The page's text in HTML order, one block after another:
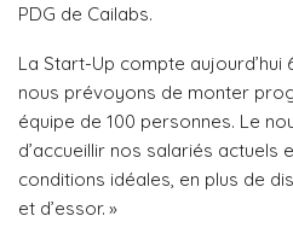
PDG de Cailabs.
La Start-Up compte aujourd’hui
nous prévoyons de monter
équipe de 100 personnes. Le
d’accueillir nos salariés actuels
conditions idéales, en plus de
et d’essor. »